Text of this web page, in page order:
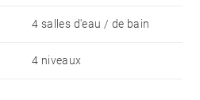
4 salles d'eau / de bain
4 niveaux